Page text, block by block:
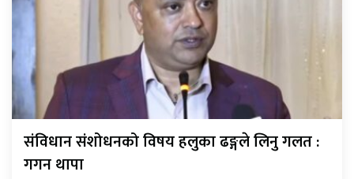
संविधान संशोधनको विषय हलुका ढङ्गले लिनु गलत :
गगन थापा